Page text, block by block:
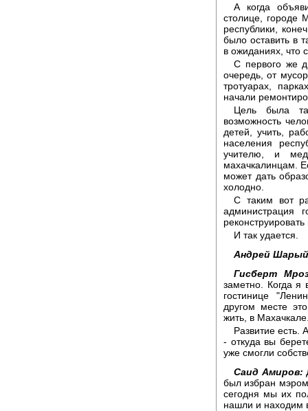
А когда
столице, городе
республики,
было оставить в
в ожиданиях, что
С первого же
очередь, от
тротуарах,
начали
Цель была
возможность
детей, учить,
населения
учителю, и
махачкалинцам.
может дать
холодно.
С таким вот
администрация
И так удается.
Андрей
Гисберт
заметно. Когда
гостинице
другом месте
жить, в
Развитие есть.
- откуда вы
уже смогли
Саид Амиров:
был избран
сегодня мы их
нашли и находим